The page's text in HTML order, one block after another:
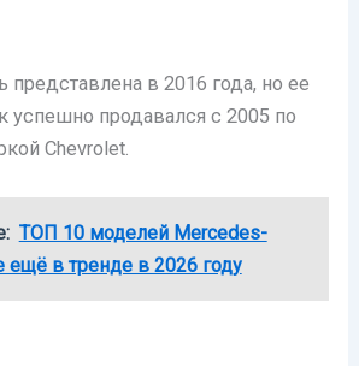
представлена в 2016 года, но ее
успешно продавался с 2005 по
Chevrolet.
ТОП 10 моделей Mercedes-
ещё в тренде в 2026 году